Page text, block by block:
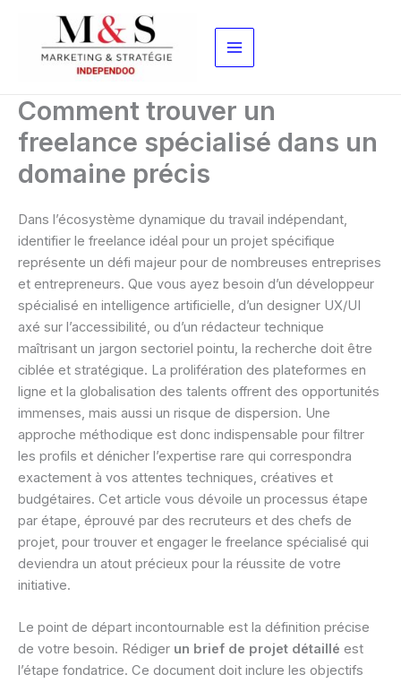
contenu
Comment trouver un
freelance spécialisé dans un
domaine précis
Dans l’écosystème dynamique du travail indépendant,
identifier le freelance idéal pour un projet spécifique
représente un défi majeur pour de nombreuses entreprises
et entrepreneurs. Que vous ayez besoin d’un développeur
spécialisé en intelligence artificielle, d’un designer UX/UI
axé sur l’accessibilité, ou d’un rédacteur technique
maîtrisant un jargon sectoriel pointu, la recherche doit être
ciblée et stratégique. La prolifération des plateformes en
ligne et la globalisation des talents offrent des opportunités
immenses, mais aussi un risque de dispersion. Une
approche méthodique est donc indispensable pour filtrer
les profils et dénicher l’expertise rare qui correspondra
exactement à vos attentes techniques, créatives et
budgétaires. Cet article vous dévoile un processus étape
par étape, éprouvé par des recruteurs et des chefs de
projet, pour trouver et engager le freelance spécialisé qui
deviendra un atout précieux pour la réussite de votre
initiative.
Le point de départ incontournable est la définition précise
de votre besoin. Rédiger un brief de projet détaillé est
l’étape fondatrice. Ce document doit inclure les objectifs